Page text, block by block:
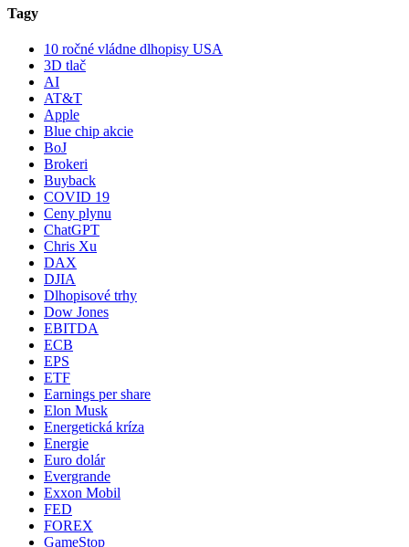
Tagy
10 ročné vládne dlhopisy USA
3D tlač
AI
AT&T
Apple
Blue chip akcie
BoJ
Brokeri
Buyback
COVID 19
Ceny plynu
ChatGPT
Chris Xu
DAX
DJIA
Dlhopisové trhy
Dow Jones
EBITDA
ECB
EPS
ETF
Earnings per share
Elon Musk
Energetická kríza
Energie
Euro dolár
Evergrande
Exxon Mobil
FED
FOREX
GameStop